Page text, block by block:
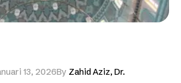
13, 2026By Zahid Aziz, Dr.